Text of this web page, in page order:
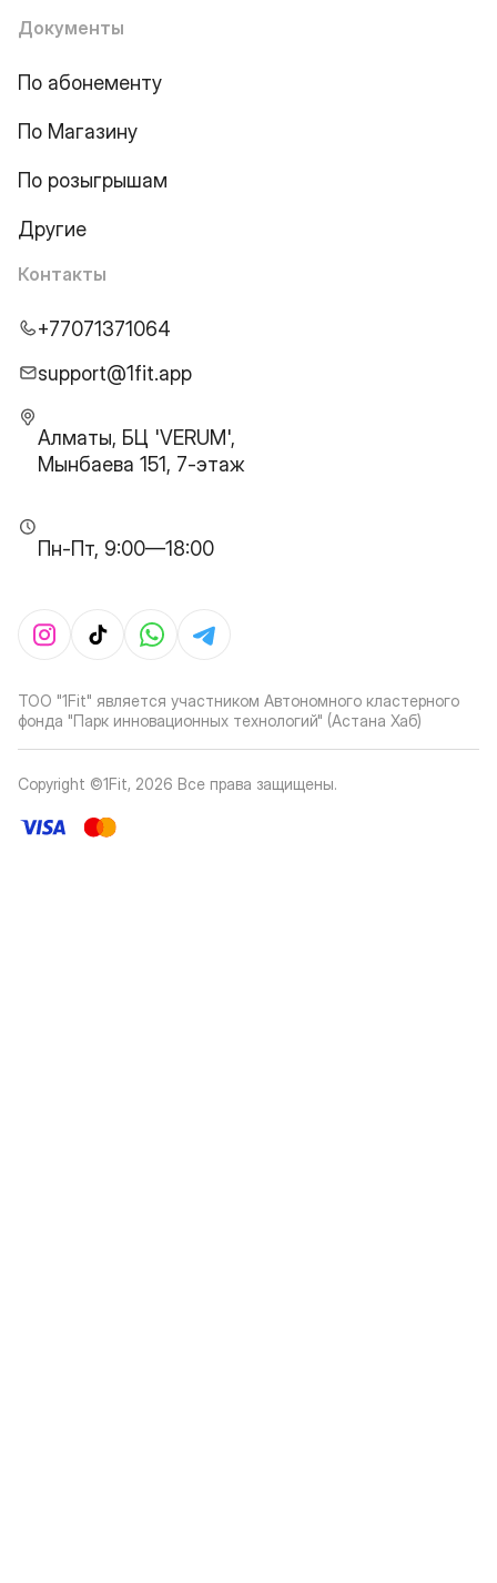
Документы
По абонементу
По Магазину
По розыгрышам
Другие
Контакты
+77071371064
support@1fit.app
Алматы, БЦ 'VERUM',
Мынбаева 151, 7-этаж
Пн-Пт, 9:00—18:00
ТОО "1Fit" является участником Автономного кластерного
фонда "Парк инновационных технологий" (Астана Хаб)
Copyright ©1Fit, 2026 Все права защищены.